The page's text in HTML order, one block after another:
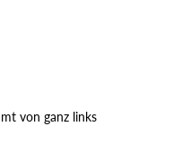
von ganz links